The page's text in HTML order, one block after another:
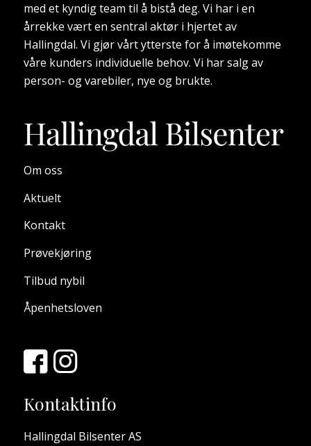
med et kyndig team til å bistå deg. Vi har i en
årrekke vært en sentral aktør i hjertet av
Hallingdal. Vi gjør vårt ytterste for å imøtekomme
våre kunders individuelle behov. Vi har salg av
person- og varebiler, nye og brukte.
Om oss
Aktuelt
Kontakt
Prøvekjøring
Tilbud nybil
Åpenhetsloven
Kontaktinfo
Hallingdal Bilsenter AS